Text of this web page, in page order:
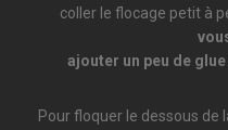
coller le flocage petit à
ajouter un peu de
Pour floquer le dessous de